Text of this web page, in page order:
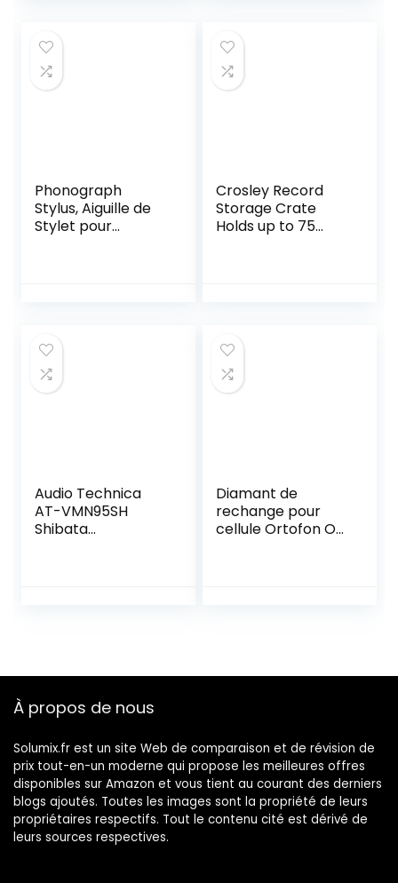
Phonograph
Stylus, Aiguille de
Stylet pour
Crosley Record
Storage Crate
Holds up to 75
Audio Technica
AT-VMN95SH
Shibata
Diamant de
rechange pour
cellule Ortofon OM
À propos de nous
Solumix.fr est un site Web de comparaison et de révision de
prix tout-en-un moderne qui propose les meilleures offres
disponibles sur Amazon et vous tient au courant des derniers
blogs ajoutés. Toutes les images sont la propriété de leurs
propriétaires respectifs. Tout le contenu cité est dérivé de
leurs sources respectives.